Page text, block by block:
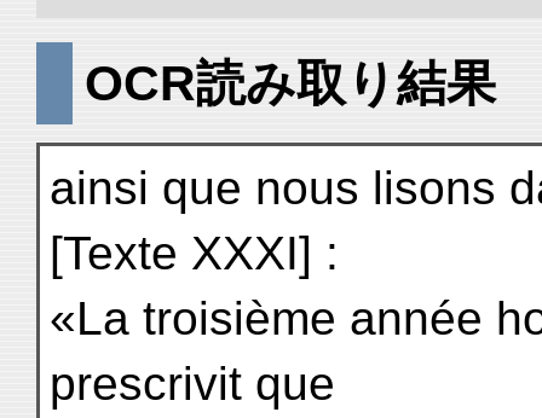
OCR読み取り結果
ainsi que nous lisons
[Texte XXXI] :
«La troisième année
prescrivit que